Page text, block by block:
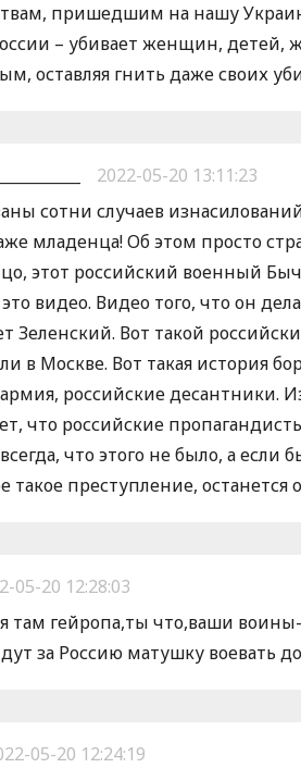
пришедшим на нашу
– убивает женщин, детей,
оставляя гнить даже своих
2022-05-20 13:11:23
сотни случаев
младенца! Об этом просто
этот российский военный
видео. Видео того, что он
Зеленский. Вот такой
в Москве. Вот такая история
российские десантники.
что российские
что этого не было, а
такое преступление,
05-20 12:28:03
там гейропа,ты что,ваши
за Россию матушку воевать
05-20 12:24:19